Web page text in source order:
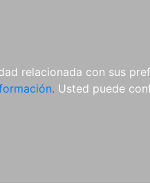
relacionada con sus
Usted puede
MATERIAL
COMPLEMENTARIO